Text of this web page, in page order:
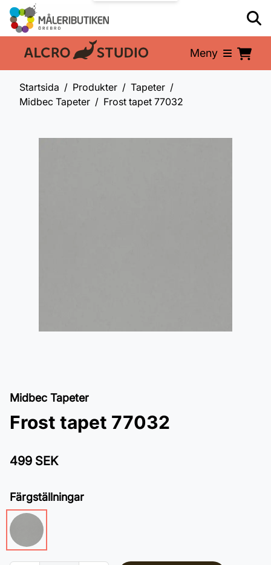
En del av: Meny
Startsida Produkter
Tapeter
Midbec Tapeter
Frost tapet 77032
Midbec Tapeter
Frost tapet 77032
499 SEK
Färgställningar